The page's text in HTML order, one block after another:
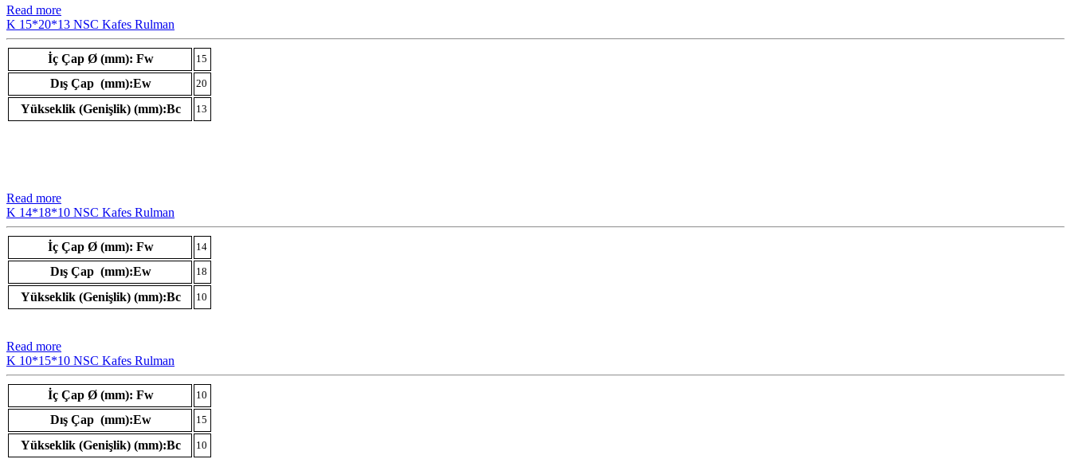
Read more
K 15*20*13 NSC Kafes Rulman
İç Çap Ø (mm): Fw 15
Dış Çap (mm):Ew 20
Yükseklik (Genişlik) (mm):Bc 13
Read more
K 14*18*10 NSC Kafes Rulman
İç Çap Ø (mm): Fw 14
Dış Çap (mm):Ew 18
Yükseklik (Genişlik) (mm):Bc 10
Read more
K 10*15*10 NSC Kafes Rulman
İç Çap Ø (mm): Fw 10
Dış Çap (mm):Ew 15
Yükseklik (Genişlik) (mm):Bc 10